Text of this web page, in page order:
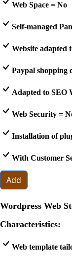
Web Space = No
Self-managed
Website adapted
Paypal shopping
Adapted to SEO
Web Security =
Installation of
With Customer
Add
Wordpress Web
Characteristics:
Web template